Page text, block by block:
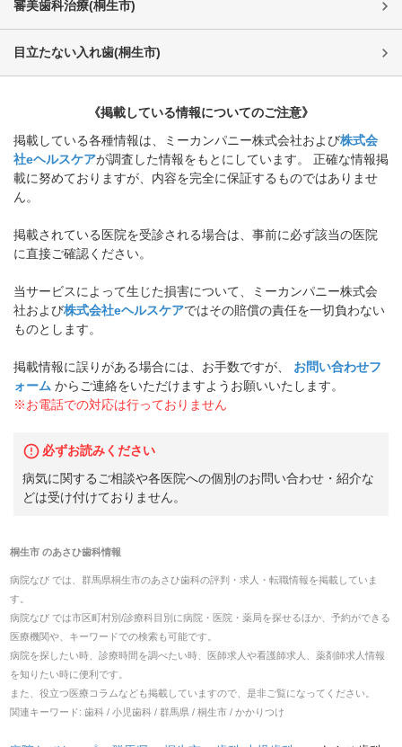
審美歯科治療(桐生市)
目立たない入れ歯(桐生市)
《掲載している情報についてのご注意》
掲載している各種情報は、ミーカンパニー株式会社および株式会
社eヘルスケアが調査した情報をもとにしています。 正確な情報掲
載に努めておりますが、内容を完全に保証するものではありませ
ん。
掲載されている医院を受診される場合は、事前に必ず該当の医院
に直接ご確認ください。
当サービスによって生じた損害について、ミーカンパニー株式会
社および株式会社eヘルスケアではその賠償の責任を一切負わない
ものとします。
掲載情報に誤りがある場合には、お手数ですが、
お問い合わせフ
ォーム からご連絡をいただけますようお願いいたします。
※お電話での対応は行っておりません
必ずお読みください
病気に関するご相談や各医院への個別のお問い合わせ・紹介な
どは受け付けておりません。
桐生市のあさひ歯科情報
病院なび では、 群馬県桐生市のあさひ歯科の評判・求人・転職情報を掲載していま
す。
病院なび では市区町村別/診療科目別に病院・医院・薬局を探せるほか、予約ができる
医療機関や、キーワードでの検索も可能です。
病院を探したい時、診療時間を調べたい時、医師求人や看護師求人、薬剤師求人情報
を知りたい時に便利です。
また、役立つ医療コラムなども掲載していますので、是非ご覧になってください。
関連キーワード: 歯科 / 小児歯科 / 群馬県 / 桐生市 / かかりつけ